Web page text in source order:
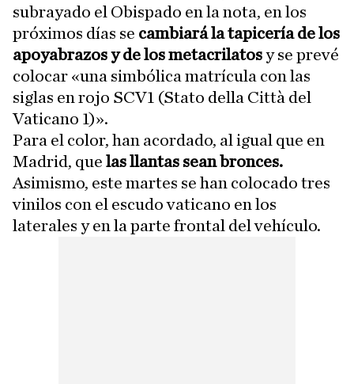
subrayado el Obispado en la nota, en los
próximos días se cambiará la tapicería de los
apoyabrazos y de los metacrilatosy se prevé
colocar «una simbólica matrícula con las
siglas en rojo SCV1 (Stato della Città del
Vaticano 1)».
Para el color, han acordado, al igual que en
Madrid, que las llantas sean bronces.
Asimismo, este martes se han colocado tres
vinilos con el escudo vaticano en los
laterales y en la parte frontal del vehículo.